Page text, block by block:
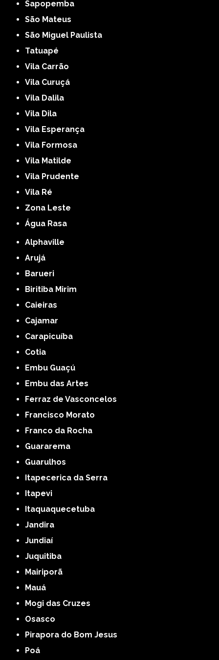
Sapopemba
São Mateus
São Miguel Paulista
Tatuapé
Vila Carrão
Vila Curuçá
Vila Dalila
Vila Dila
Vila Esperança
Vila Formosa
Vila Matilde
Vila Prudente
Vila Ré
Zona Leste
Água Rasa
Alphaville
Arujá
Barueri
Biritiba Mirim
Caieiras
Cajamar
Carapicuíba
Cotia
Embu Guaçú
Embu das Artes
Ferraz de Vasconcelos
Francisco Morato
Franco da Rocha
Guararema
Guarulhos
Itapecerica da Serra
Itapevi
Itaquaquecetuba
Jandira
Jundiaí
Juquitiba
Mairiporã
Mauá
Mogi das Cruzes
Osasco
Pirapora do Bom Jesus
Poá